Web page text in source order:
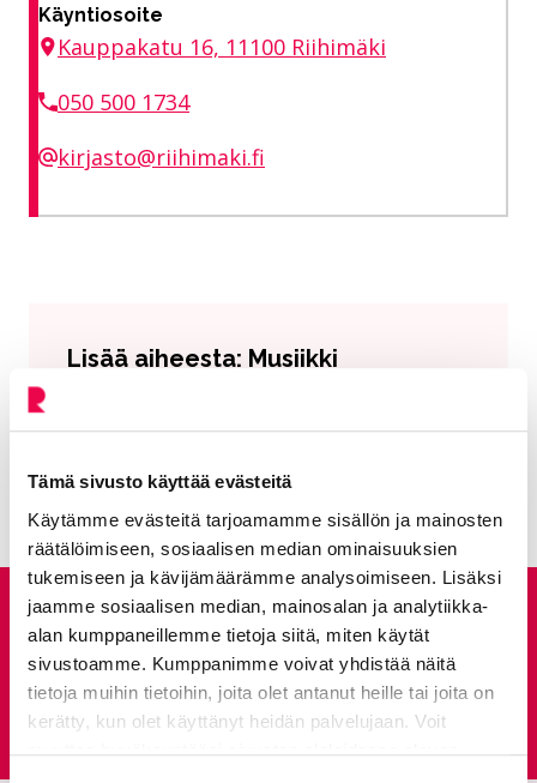
Tämä sivusto käyttää evästeitä
Käytämme evästeitä tarjoamamme sisällön ja mainosten
räätälöimiseen, sosiaalisen median ominaisuuksien
tukemiseen ja kävijämäärämme analysoimiseen. Lisäksi
jaamme sosiaalisen median, mainosalan ja analytiikka-
alan kumppaneillemme tietoja siitä, miten käytät
sivustoamme. Kumppanimme voivat yhdistää näitä
tietoja muihin tietoihin, joita olet antanut heille tai joita on
kerätty, kun olet käyttänyt heidän palvelujaan. Voit
Käyntiosoite
Kauppakatu 16, 11100 Riihimäki
050 500 1734
kirjasto@riihimaki.fi
Lisää aiheesta: Musiikki
Musiikkistudio
Anna palautetta
Palautepalvelu
Siirtyy ulkoiselle